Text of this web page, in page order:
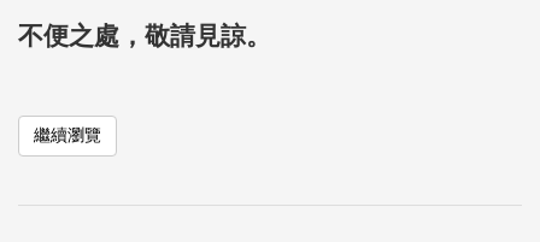
不便之處，敬請見諒。
繼續瀏覽